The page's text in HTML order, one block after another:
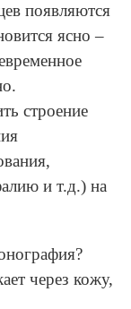
появляются
ясно –
строение
и т.д.) на
через кожу,